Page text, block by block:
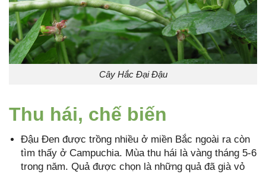
Cây Hắc Đại Đậu
Thu hái, chế biến
Đậu Đen được trồng nhiều ở miền Bắc ngoài ra còn
tìm thấy ở Campuchia. Mùa thu hái là vàng tháng 5-6
trong năm. Quả được chọn là những quả đã già vỏ